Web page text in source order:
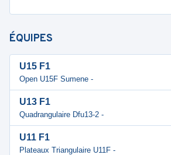
ÉQUIPES
U15 F1
Open U15F Sumene -
U13 F1
Quadrangulaire Dfu13-2 -
U11 F1
Plateaux Triangulaire U11F -